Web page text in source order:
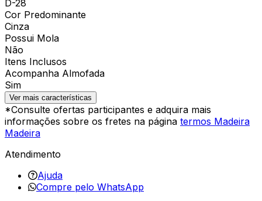
D-28
Cor Predominante
Cinza
Possui Mola
Não
Itens Inclusos
Acompanha Almofada
Sim
Ver mais características
*Consulte ofertas participantes e adquira mais
informações sobre os fretes na página termos Madeira
Madeira
Atendimento
Ajuda
Compre pelo WhatsApp